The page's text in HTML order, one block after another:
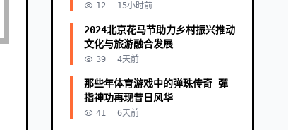
12 15小时前
2024北京花马节助力乡村振兴推动
文化与旅游融合发展
39 4天前
那些年体育游戏中的弹珠传奇 彈
指神功再现昔日风华
41 6天前